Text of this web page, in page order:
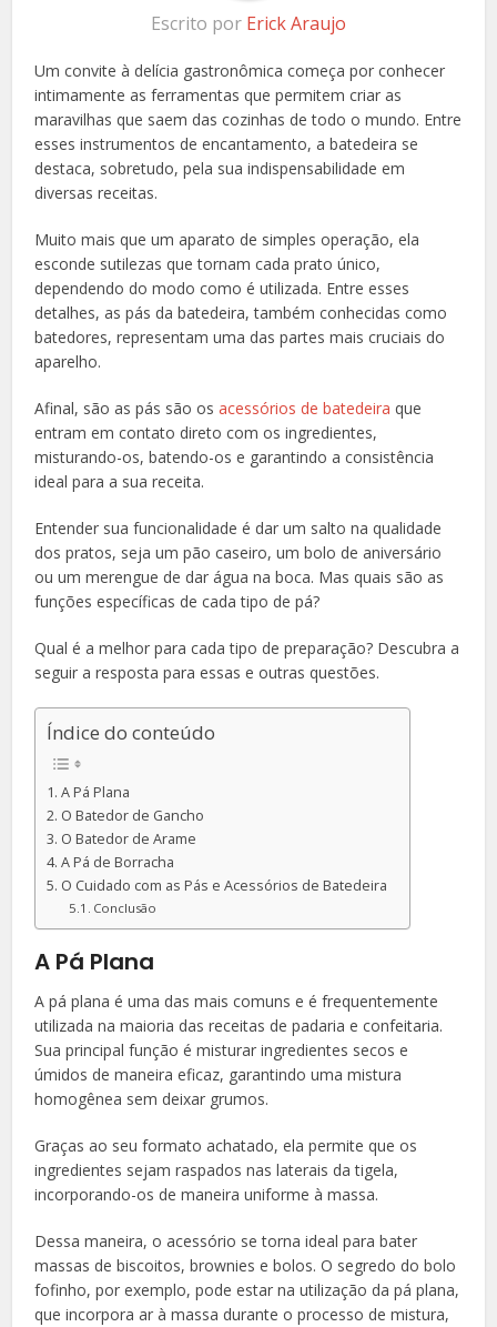
Escrito por Erick Araujo
Um convite à delícia gastronômica começa por conhecer
intimamente as ferramentas que permitem criar as
maravilhas que saem das cozinhas de todo o mundo. Entre
esses instrumentos de encantamento, a batedeira se
destaca, sobretudo, pela sua indispensabilidade em
diversas receitas.
Muito mais que um aparato de simples operação, ela
esconde sutilezas que tornam cada prato único,
dependendo do modo como é utilizada. Entre esses
detalhes, as pás da batedeira, também conhecidas como
batedores, representam uma das partes mais cruciais do
aparelho.
Afinal, são as pás são osacessórios de batedeira que
entram em contato direto com os ingredientes,
misturando-os, batendo-os e garantindo a consistência
ideal para a sua receita.
Entender sua funcionalidade é dar um salto na qualidade
dos pratos, seja um pão caseiro, um bolo de aniversário
ou um merengue de dar água na boca. Mas quais são as
funções específicas de cada tipo de pá?
Qual é a melhor para cada tipo de preparação? Descubra a
seguir a resposta para essas e outras questões.
Índice do conteúdo
A Pá Plana
O Batedor de Gancho
O Batedor de Arame
A Pá de Borracha
O Cuidado com as Pás e Acessórios de Batedeira
Conclusão
A Pá Plana
A pá plana é uma das mais comuns e é frequentemente
utilizada na maioria das receitas de padaria e confeitaria.
Sua principal função é misturar ingredientes secos e
úmidos de maneira eficaz, garantindo uma mistura
homogênea sem deixar grumos.
Graças ao seu formato achatado, ela permite que os
ingredientes sejam raspados nas laterais da tigela,
incorporando-os de maneira uniforme à massa.
Dessa maneira, o acessório se torna ideal para bater
massas de biscoitos, brownies e bolos. O segredo do bolo
fofinho, por exemplo, pode estar na utilização da pá plana,
que incorpora ar à massa durante o processo de mistura,